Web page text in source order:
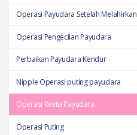
Operasi Payudara Setelah Melahirkan
Operasi Pengecilan Payudara
Perbaikan Payudara Kendur
Nipple Operasi puting payudara
Operasi Revisi Payudara
Operasi Puting